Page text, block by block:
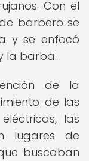
Con el
barbero se
y se enfocó
la barba.
de la
de las
las
lugares de
buscaban